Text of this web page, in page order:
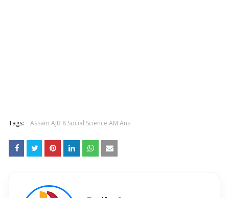
Tags: Assam AJB 8 Social Science AM Ans